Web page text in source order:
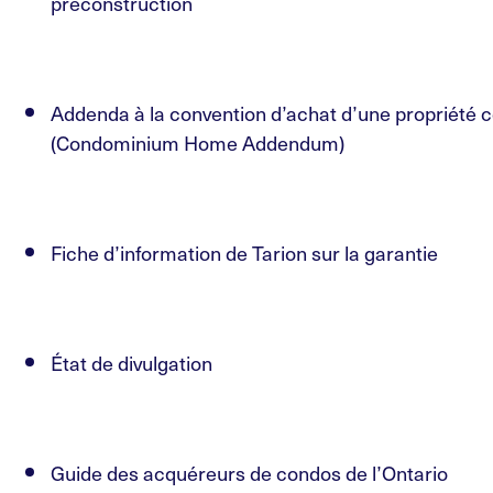
Addenda à la convention d’achat d’une propriété
(Condominium Home Addendum)
Fiche d’information de Tarion sur la garantie
État de divulgation
Guide des acquéreurs de condos de l’Ontario